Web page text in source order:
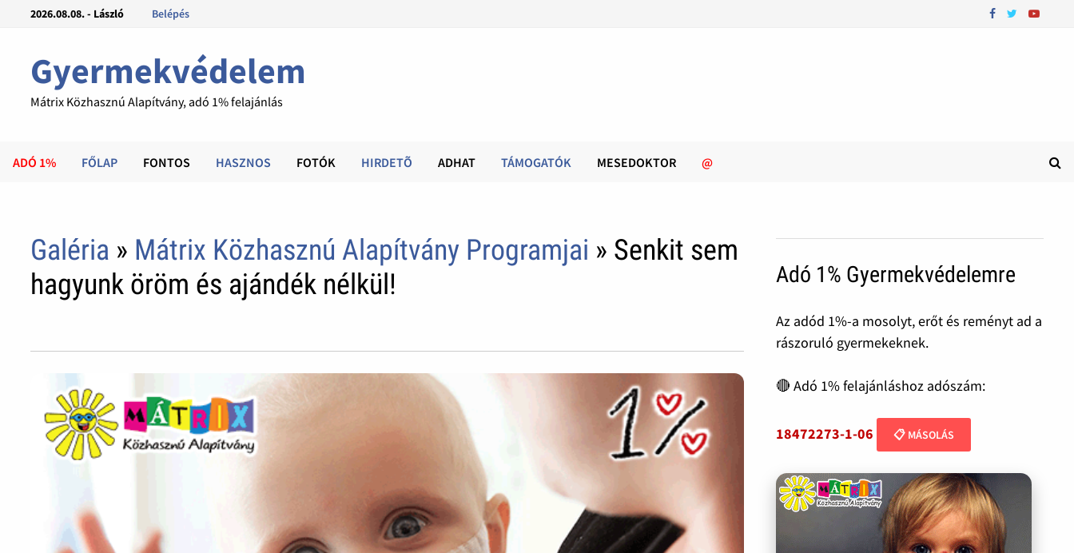
2026.08.08. - László Belépés
Gyermekvédelem
Mátrix Közhasznú Alapítvány, adó 1% felajánlás
ADÓ 1% FŐLAP FONTOS HASZNOS FOTÓK HIRDETÕ ADHAT TÁMOGATÓK MESEDOKTOR @
Galéria » Mátrix Közhasznú Alapítvány Programjai » Senkit sem
hagyunk öröm és ajándék nélkül!
Adó 1% Gyermekvédelemre
Az adód 1%-a mosolyt, erőt és reményt ad a
rászoruló gyermekeknek.
🔴 Adó 1% felajánláshoz adószám:
18472273-1-06 📋 MÁSOLÁS